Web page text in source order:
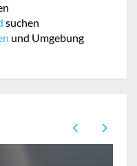
suchen
und Umgebung